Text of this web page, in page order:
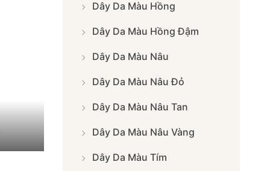
Dây Da Màu Hồng
Dây Da Màu Hồng Đậm
Dây Da Màu Nâu
Dây Da Màu Nâu Đỏ
Dây Da Màu Nâu Tan
Dây Da Màu Nâu Vàng
Dây Da Màu Tím